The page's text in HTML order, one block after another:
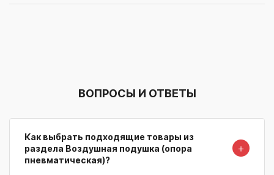
ВОПРОСЫ И ОТВЕТЫ
Как выбрать подходящие товары из
раздела Воздушная подушка (опора
пневматическая)?
＋